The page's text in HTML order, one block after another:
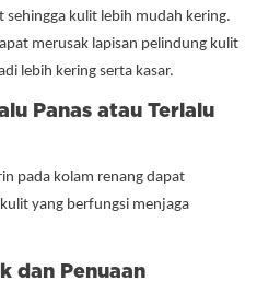
kulit lebih mudah kering.
merusak lapisan pelindung kulit
lebih kering serta kasar.
Panas atau Terlalu
pada kolam renang dapat
yang berfungsi menjaga
Penuaan